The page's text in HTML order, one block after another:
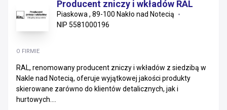
Producent zniczy i wkładów RAL
Piaskowa , 89-100 Nakło nad Notecią
NIP 5581000196
O FIRMIE
RAL, renomowany producent zniczy i wkładów z siedzibą w
Nakle nad Notecią, oferuje wyjątkowej jakości produkty
skierowane zarówno do klientów detalicznych, jak i
hurtowych....